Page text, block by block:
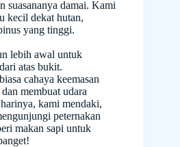
suasananya damai. Kami
kecil dekat hutan,
yang tinggi.
lebih awal untuk
atas bukit.
cahaya keemasan
membuat udara
kami mendaki,
peternakan
makan sapi untuk